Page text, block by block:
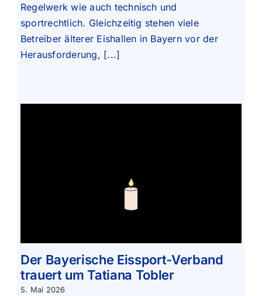
Regelwerk wie auch technisch und
sportrechtlich. Gleichzeitig stehen viele
Betreiber älterer Eishallen in Bayern vor der
Herausforderung, [...]
Der Bayerische Eissport-Verband
trauert um Tatiana Tobler
5. Mai 2026